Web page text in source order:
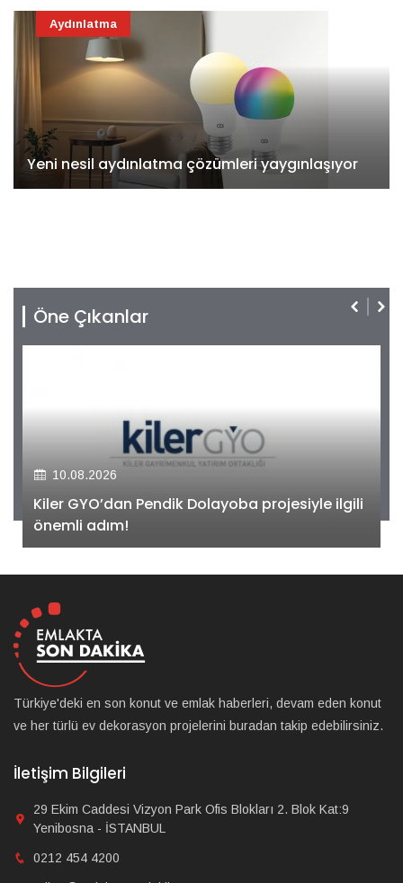
Yeni nesil aydınlatma çözümleri yaygınlaşıyor
Aydınlatma
Öne Çıkanlar
10.08.2026
Kiler GYO’dan Pendik Dolayoba projesiyle ilgili
önemli adım!
Türkiye'deki en son konut ve emlak haberleri, devam eden konut
ve her türlü ev dekorasyon projelerini buradan takip edebilirsiniz.
İletişim Bilgileri
29 Ekim Caddesi Vizyon Park Ofis Blokları 2. Blok Kat:9
Yenibosna - İSTANBUL
0212 454 4200